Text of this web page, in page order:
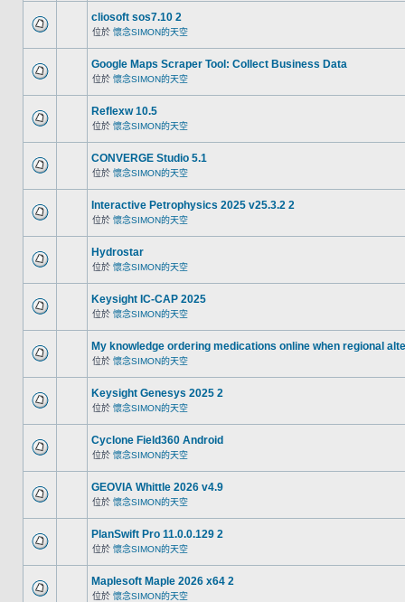
cliosoft sos7.10 2
位於 懷念SIMON的天空
Google Maps Scraper Tool: Collect Business Data
位於 懷念SIMON的天空
Reflexw 10.5
位於 懷念SIMON的天空
CONVERGE Studio 5.1
位於 懷念SIMON的天空
Interactive Petrophysics 2025 v25.3.2 2
位於 懷念SIMON的天空
Hydrostar
位於 懷念SIMON的天空
Keysight IC-CAP 2025
位於 懷念SIMON的天空
My knowledge ordering medications online when regional
位於 懷念SIMON的天空
Keysight Genesys 2025 2
位於 懷念SIMON的天空
Cyclone Field360 Android
位於 懷念SIMON的天空
GEOVIA Whittle 2026 v4.9
位於 懷念SIMON的天空
PlanSwift Pro 11.0.0.129 2
位於 懷念SIMON的天空
Maplesoft Maple 2026 x64 2
位於 懷念SIMON的天空